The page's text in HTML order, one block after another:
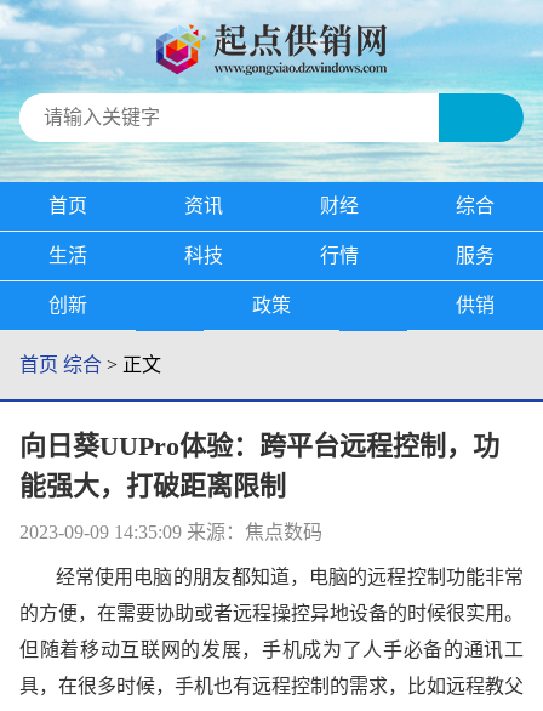
首页 资讯 财经 综合
生活 科技 行情 服务
创新 政策 供销
首页 综合 > 正文
向日葵UUPro体验：跨平台远程控制，功
能强大，打破距离限制
2023-09-09 14:35:09 来源：焦点数码
经常使用电脑的朋友都知道，电脑的远程控制功能非常
的方便，在需要协助或者远程操控异地设备的时候很实用。
但随着移动互联网的发展，手机成为了人手必备的通讯工
具，在很多时候，手机也有远程控制的需求，比如远程教父